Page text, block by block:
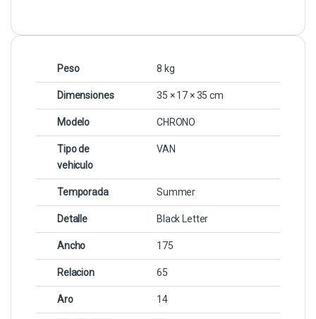
Peso 8 kg
Dimensiones 35 × 17 × 35 cm
Modelo CHRONO
Tipo de
vehiculo
VAN
Temporada Summer
Detalle Black Letter
Ancho 175
Relacion 65
Aro 14